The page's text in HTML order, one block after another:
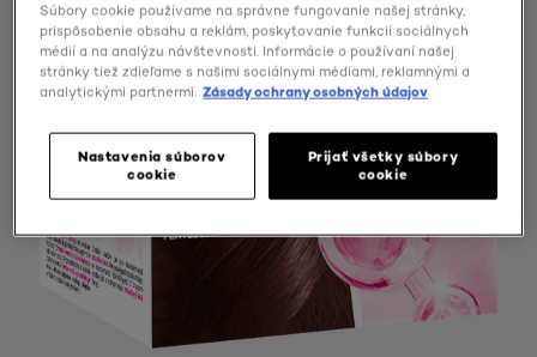
Súbory cookie používame na správne fungovanie našej stránky,
prispôsobenie obsahu a reklám, poskytovanie funkcií sociálnych
médií a na analýzu návštevnosti. Informácie o používaní našej
stránky tiež zdieľame s našimi sociálnymi médiami, reklamnými a
analytickými partnermi. Zásady ochrany osobných údajov
Nastavenia súborov
cookie
Prijať všetky súbory
cookie